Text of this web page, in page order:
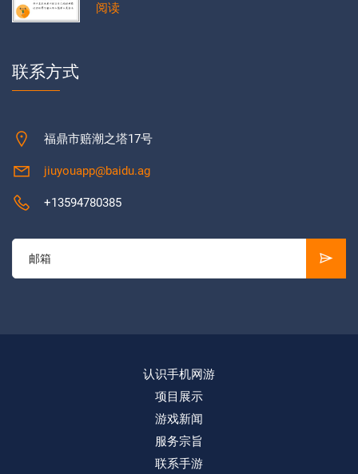
阅读
联系方式
福鼎市赔潮之塔17号
jiuyouapp@baidu.ag
+13594780385
认识手机网游
项目展示
游戏新闻
服务宗旨
联系手游